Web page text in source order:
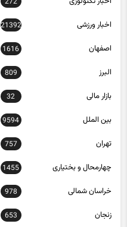
اخبار ورزشی 21392
اصفهان 1616
البرز 809
بازار مالی 32
بین الملل 9594
تهران 757
چهارمحال و بختیاری 1455
خراسان شمالی 978
زنجان 653